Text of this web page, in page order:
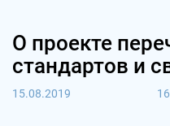
О проекте
стандартов и
15.08.2019